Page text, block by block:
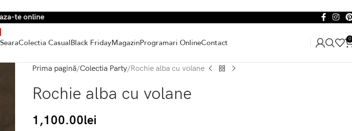
te online
Colectia CasualBlack FridayMagazinProgramari OnlineContact 0
Prima pagină Colectia Party Rochie alba cu volane
Rochie alba cu volane
1,100.00lei